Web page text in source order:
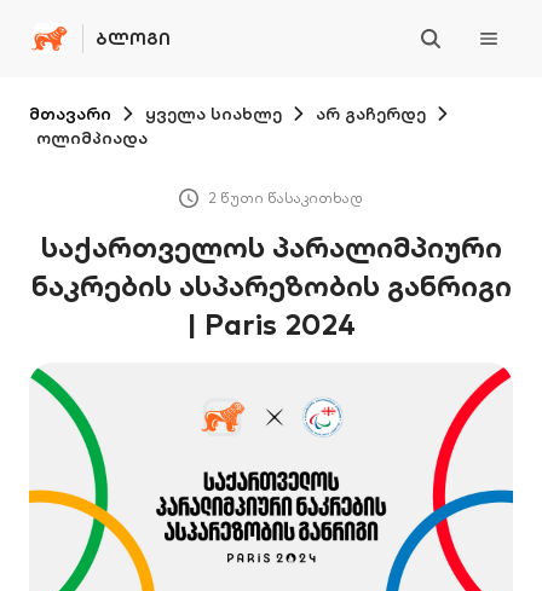
ᲑᲚᲝᲒᲘ
მთავარი ყველა სიახლე
არ გაჩერდე
ოლიმპიადა
2 წუთი წასაკითხად
საქართველოს პარალიმპიური
ნაკრების ასპარეზობის განრიგი
| Paris 2024